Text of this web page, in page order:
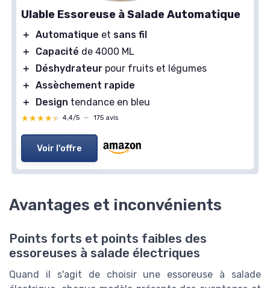
Ulable Essoreuse à Salade Automatique
＋ Automatique et sans fil
＋
Capacité de 4000 ML
＋
Déshydrateur pour fruits et légumes
＋ Assèchement rapide
＋
Design tendance en bleu
★★★★★
★★★★★ 4,4/5 — 175 avis
Voir l'offre
Avantages et inconvénients
Points forts et points faibles des
essoreuses à salade électriques
Quand il s'agit de choisir une essoreuse à salade